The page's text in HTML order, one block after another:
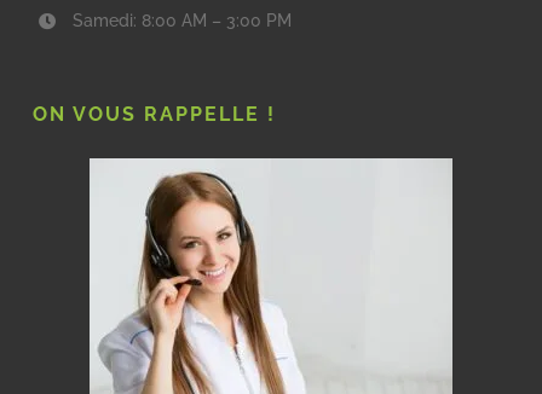
Samedi: 8:00 AM – 3:00 PM
ON VOUS RAPPELLE !